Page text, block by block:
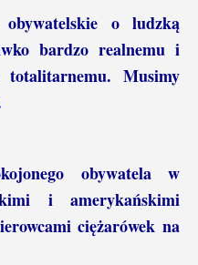
o ludzką
bardzo realnemu i
totalitarnemu. Musimy
obywatela w
i amerykańskimi
ciężarówek na